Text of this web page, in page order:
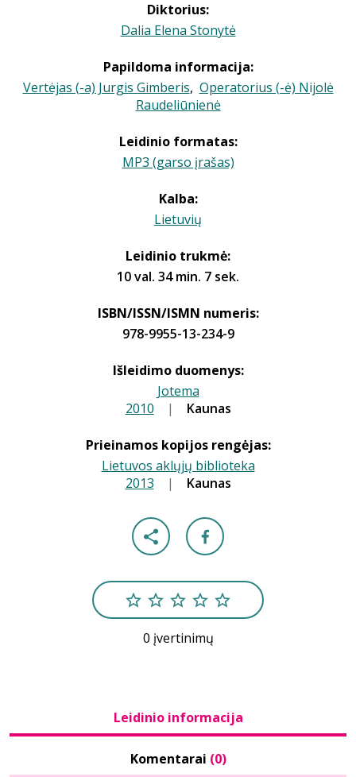
Diktorius:
Dalia Elena Stonytė
Papildoma informacija:
Vertėjas (-a) Jurgis Gimberis, Operatorius (-ė) Nijolė
Raudeliūnienė
Leidinio formatas:
MP3 (garso įrašas)
Kalba:
Lietuvių
Leidinio trukmė:
10 val. 34 min. 7 sek.
ISBN/ISSN/ISMN numeris:
978-9955-13-234-9
Išleidimo duomenys:
Jotema
2010 | Kaunas
Prieinamos kopijos rengėjas:
Lietuvos aklųjų biblioteka
2013 | Kaunas
0 įvertinimų
Leidinio informacija
Komentarai (0)